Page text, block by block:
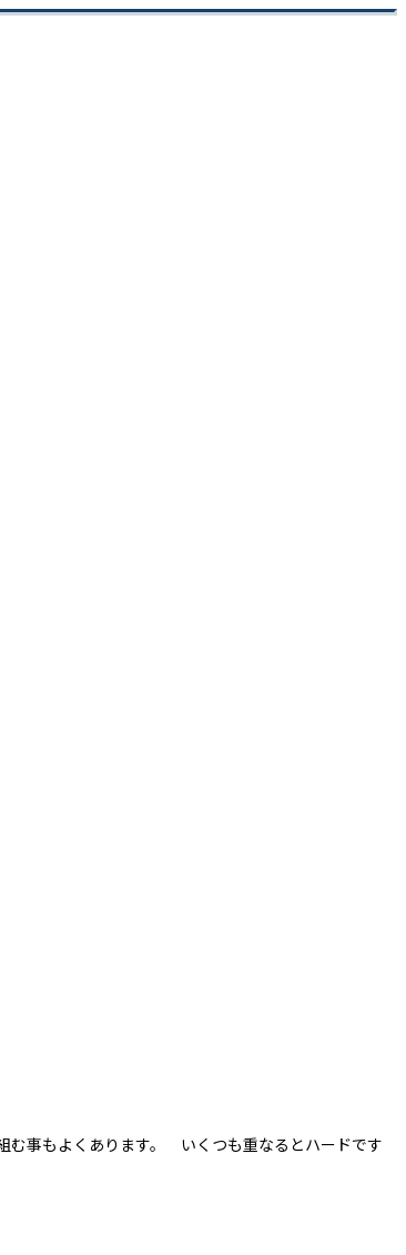
む事もよくあります。 いくつも重なるとハードです